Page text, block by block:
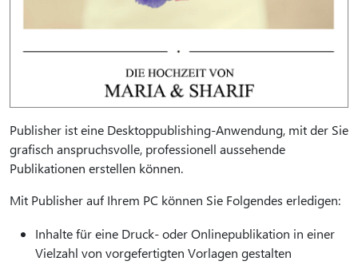
Publisher ist eine Desktoppublishing-Anwendung, mit der Sie
grafisch anspruchsvolle, professionell aussehende
Publikationen erstellen können.
Mit Publisher auf Ihrem PC können Sie Folgendes erledigen:
Inhalte für eine Druck- oder Onlinepublikation in einer
Vielzahl von vorgefertigten Vorlagen gestalten